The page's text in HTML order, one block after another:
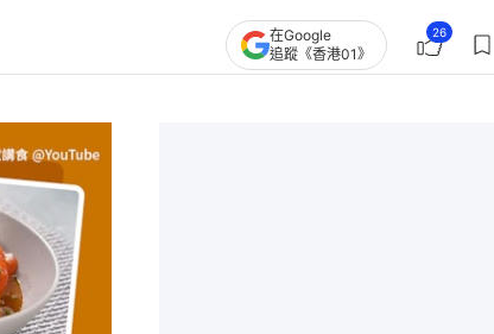
在Google
追蹤《香港01》
26